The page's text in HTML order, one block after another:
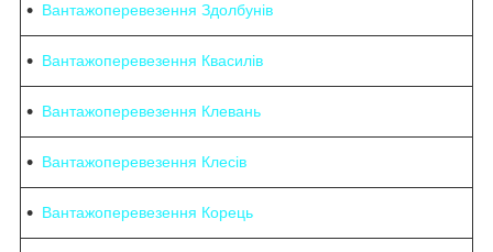
Вантажоперевезення Здолбунів
Вантажоперевезення Квасилів
Вантажоперевезення Клевань
Вантажоперевезення Клесів
Вантажоперевезення Корець